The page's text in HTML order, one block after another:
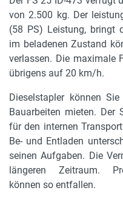
max.
2500 kg
500 mm
1.17 m
Antrieb
4-Zylinder
auf Anfrage
von 2.500 kg. Der
(58 PS) Leistung, bringt
im beladenen Zustand
verlassen. Die maximale
übrigens auf 20 km/h.
Dieselstapler können
Bauarbeiten mieten. Der
für den internen
Be- und Entladen
seinen Aufgaben. Die
längeren Zeitraum.
können so entfallen.